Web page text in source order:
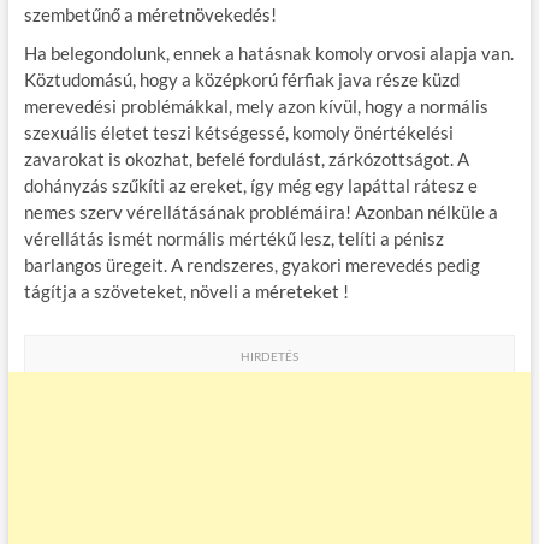
szembetűnő a méretnövekedés!
Ha belegondolunk, ennek a hatásnak komoly orvosi alapja van.
Köztudomású, hogy a középkorú férfiak java része küzd
merevedési problémákkal, mely azon kívül, hogy a normális
szexuális életet teszi kétségessé, komoly önértékelési
zavarokat is okozhat, befelé fordulást, zárkózottságot. A
dohányzás szűkíti az ereket, így még egy lapáttal rátesz e
nemes szerv vérellátásának problémáira! Azonban nélküle a
vérellátás ismét normális mértékű lesz, telíti a pénisz
barlangos üregeit. A rendszeres, gyakori merevedés pedig
tágítja a szöveteket, növeli a méreteket !
HIRDETÉS